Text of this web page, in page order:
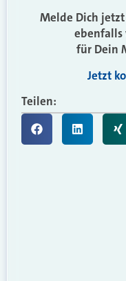
Melde Dich
ebenfalls
für Dein
Jetzt
Teilen: